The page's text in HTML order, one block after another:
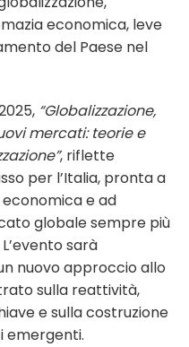
economica, leve
del Paese nel
“Globalizzazione,
mercati: teorie e
, riflette
per l’Italia, pronta a
e ad
globale sempre più
sarà
nuovo approccio allo
sulla reattività,
e sulla costruzione
emergenti.